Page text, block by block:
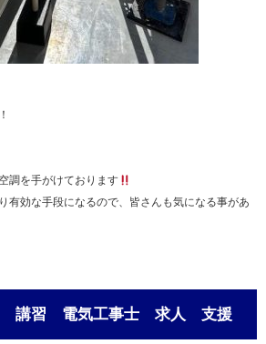
調を手がけております
有効な手段になるので、皆さんも気になる事があ
講習 電気工事士 求人 支援